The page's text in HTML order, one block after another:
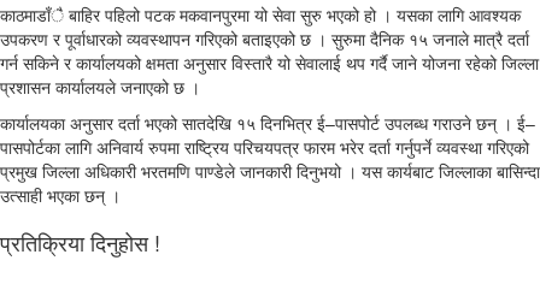
काठमाडाँै बाहिर पहिलो पटक मकवानपुरमा यो सेवा सुरु भएको हो । यसका लागि आवश्यक
उपकरण र पूर्वाधारको व्यवस्थापन गरिएको बताइएको छ । सुरुमा दैनिक १५ जनाले मात्रै दर्ता
गर्न सकिने र कार्यालयको क्षमता अनुसार विस्तारै यो सेवालाई थप गर्दै जाने योजना रहेको जिल्ला
प्रशासन कार्यालयले जनाएको छ ।
कार्यालयका अनुसार दर्ता भएको सातदेखि १५ दिनभित्र ई–पासपोर्ट उपलब्ध गराउने छन् । ई–
पासपोर्टका लागि अनिवार्य रुपमा राष्ट्रिय परिचयपत्र फारम भरेर दर्ता गर्नुपर्ने व्यवस्था गरिएको
प्रमुख जिल्ला अधिकारी भरतमणि पाण्डेले जानकारी दिनुभयो । यस कार्यबाट जिल्लाका बासिन्दा
उत्साही भएका छन् ।
प्रतिक्रिया दिनुहोस !